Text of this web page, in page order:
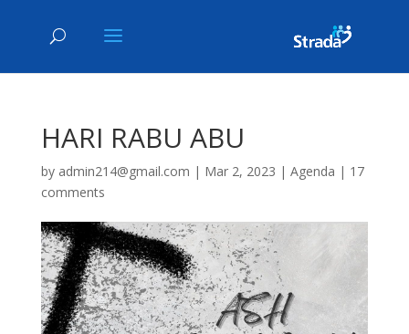
HARI RABU ABU
by admin214@gmail.com | Mar 2, 2023 | Agenda | 17
comments